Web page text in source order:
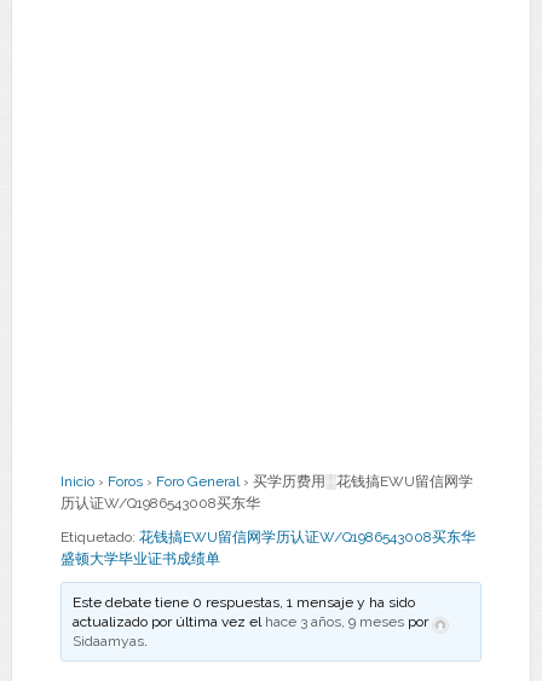
Inicio › Foros › Foro General › 买学历费用░花钱搞EWU留信网学
历认证W/Q1986543008买东华
Etiquetado: 花钱搞EWU留信网学历认证W/Q1986543008买东华
盛顿大学毕业证书成绩单
Este debate tiene 0 respuestas, 1 mensaje y ha sido
actualizado por última vez el hace 3 años, 9 meses por
Sidaamyas.